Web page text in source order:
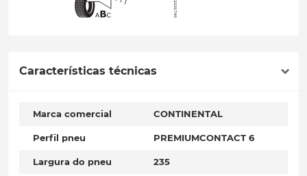
Características técnicas
Marca comercial CONTINENTAL
Perfil pneu PREMIUMCONTACT 6
Largura do pneu 235